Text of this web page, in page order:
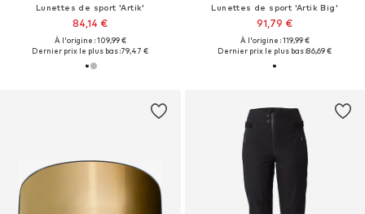
Lunettes de sport 'Artik'
84,14 €
À l'origine : 109,99 €
Dernier prix le plus bas :79,47 €
Lunettes de sport 'Artik Big'
91,79 €
À l'origine : 119,99 €
Dernier prix le plus bas :86,69 €